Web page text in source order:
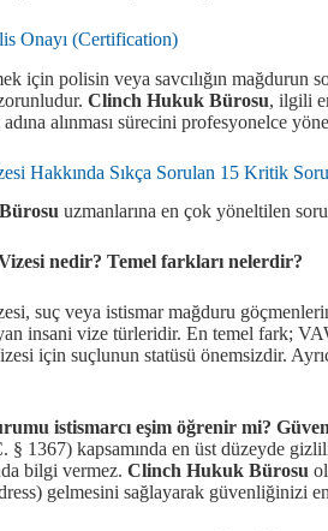
Onayı (Certification)
için polisin veya savcılığın mağdurun
Clinch Hukuk Bürosu, ilgili
alınması sürecini profesyonelce
Hakkında Sıkça Sorulan 15 Kritik Soru
uzmanlarına en çok yöneltilen
nedir? Temel farkları nelerdir?
suç veya istismar mağduru
insani vize türleridir. En temel fark;
için suçlunun statüsü önemsizdir.
istismarcı eşim öğrenir mi?
§ 1367) kapsamında en üst düzeyde
bilgi vermez. Clinch Hukuk Bürosu
gelmesini sağlayarak güvenliğinizi